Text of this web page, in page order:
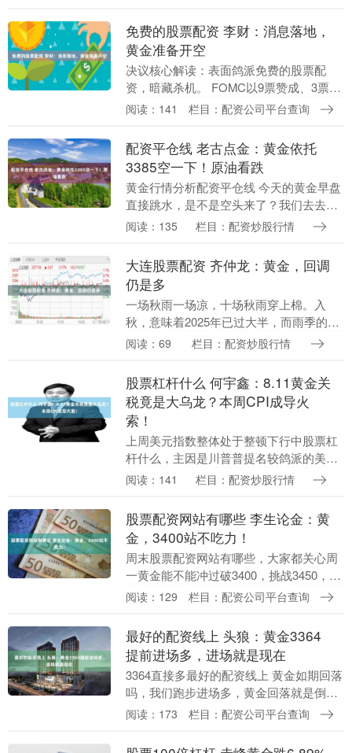
昨晚直播....
免费的股票配资 李财：消息落地，
黄金准备开空
决议核心解读：表面鸽派免费的股票配
资，暗藏杀机。 FOMC以9票赞成、3票反
对维持利率不变，这是2016年以来首次出
程度超预....
阅读：141 栏目：配资公司平台查询
配资平仓线 老古点金：黄金依托
3385空一下！原油看跌
黄金行情分析配资平仓线 今天的黄金早盘
直接跳水，是不是空头来了？我们去去看
看日线的结构图，其实它就是多头涨到压
术性回撤需要，....
阅读：135 栏目：配资炒股行情
大连股票配资 齐仲龙：黄金，回调
仍是多
一场秋雨一场凉，十场秋雨穿上棉。入
秋，意味着2025年已过大半，而雨季的到
来，也结束了大部分地区的高温天气，让
获的季节，而收....
阅读：69 栏目：配资炒股行情
股票杠杆什么 何宇鑫：8.11黄金关
税竟是大乌龙？本周CPI成导火
索！
上周美元指数整体处于整顿下行中股票杠
杆什么，主因是川普普提名较鸽派的美联
储理事，导致市场对未来降息预期增强，
影响。 现货黄金....
阅读：141 栏目：配资炒股行情
股票配资网站有哪些 李生论金：黄
金，3400站不吃力！
周末股票配资网站有哪些，大家都关心周
一黄金能不能冲过破3400，挑战3450，甚
至刷新历史高点3500。 实在憋时间太长
搞的....
阅读：129 栏目：配资公司平台查询
最好的配资线上 头狼：黄金3364
提前进场多，进场就是现在
3364直接多最好的配资线上 黄金如期回落
吗，我们跑步进场多，黄金回落就是倒车
接人，两横一竖就是干，复杂的事情简单
底气，k....
阅读：173 栏目：配资公司平台查询